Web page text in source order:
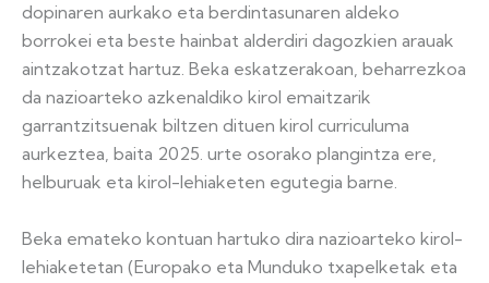
dopinaren aurkako eta berdintasunaren aldeko
borrokei eta beste hainbat alderdiri dagozkien arauak
aintzakotzat hartuz. Beka eskatzerakoan, beharrezkoa
da nazioarteko azkenaldiko kirol emaitzarik
garrantzitsuenak biltzen dituen kirol curriculuma
aurkeztea, baita 2025. urte osorako plangintza ere,
helburuak eta kirol-lehiaketen egutegia barne.
Beka emateko kontuan hartuko dira nazioarteko kirol-
lehiaketetan (Europako eta Munduko txapelketak eta